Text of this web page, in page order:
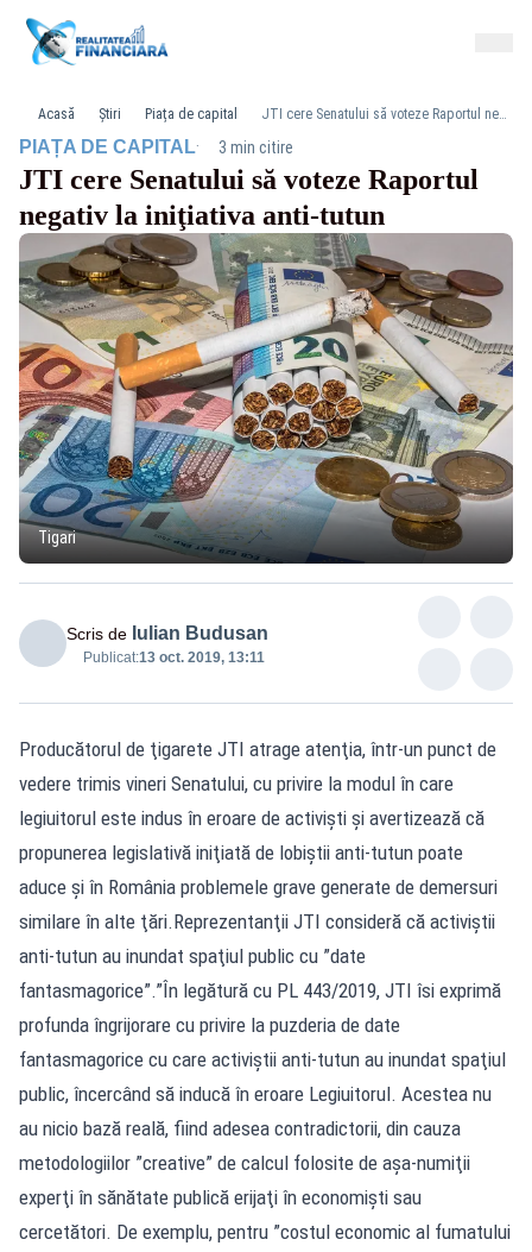
Acasă Știri Piața de capital JTI cere Senatului să voteze Raportul negativ la iniţiativa anti-tutun
PIAȚA DE CAPITAL· 3 min citire
JTI cere Senatului să voteze Raportul
negativ la iniţiativa anti-tutun
Tigari
Scris de Iulian Budusan
Publicat:13 oct. 2019, 13:11
Producătorul de ţigarete JTI atrage atenţia, într-un punct de
vedere trimis vineri Senatului, cu privire la modul în care
legiuitorul este indus în eroare de activişti şi avertizează că
propunerea legislativă iniţiată de lobiştii anti-tutun poate
aduce şi în România problemele grave generate de demersuri
similare în alte ţări.Reprezentanţii JTI consideră că activiştii
anti-tutun au inundat spaţiul public cu ”date
fantasmagorice”.”În legătură cu PL 443/2019, JTI îsi exprimă
profunda îngrijorare cu privire la puzderia de date
fantasmagorice cu care activiştii anti-tutun au inundat spaţiul
public, încercând să inducă în eroare Legiuitorul. Acestea nu
au nicio bază reală, fiind adesea contradictorii, din cauza
metodologiilor ”creative” de calcul folosite de aşa-numiţii
experţi în sănătate publică erijaţi în economişti sau
cercetători. De exemplu, pentru ”costul economic al fumatului